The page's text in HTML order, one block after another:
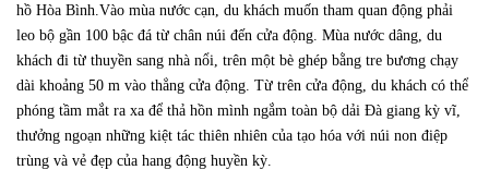
hồ Hòa Bình.Vào mùa nước cạn, du khách muốn tham quan động phải
leo bộ gần 100 bậc đá từ chân núi đến cửa động. Mùa nước dâng, du
khách đi từ thuyền sang nhà nổi, trên một bè ghép bằng tre bương chạy
dài khoảng 50 m vào thẳng cửa động. Từ trên cửa động, du khách có thể
phóng tầm mắt ra xa để thả hồn mình ngắm toàn bộ dải Đà giang kỳ vĩ,
thưởng ngoạn những kiệt tác thiên nhiên của tạo hóa với núi non điệp
trùng và vẻ đẹp của hang động huyền kỳ.